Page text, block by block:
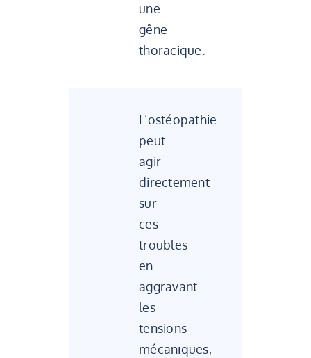
une
gêne
thoracique.
L’ostéopathie
peut
agir
directement
sur
ces
troubles
en
aggravant
les
tensions
mécaniques,